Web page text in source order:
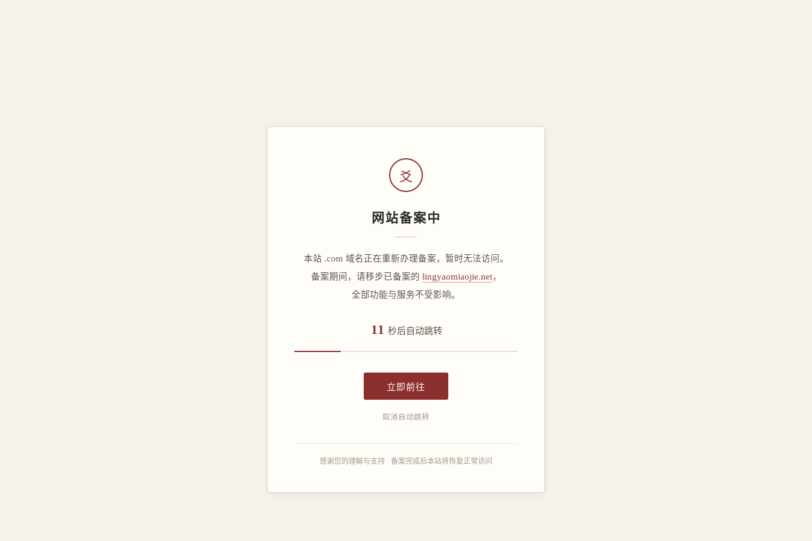
爻
网站备案中
本站 .com 域名正在重新办理备案，暂时无法访问。
备案期间，请移步已备案的 lingyaomiaojie.net，
全部功能与服务不受影响。
11 秒后自动跳转
立即前往
取消自动跳转
感谢您的理解与支持 · 备案完成后本站将恢复正常访问